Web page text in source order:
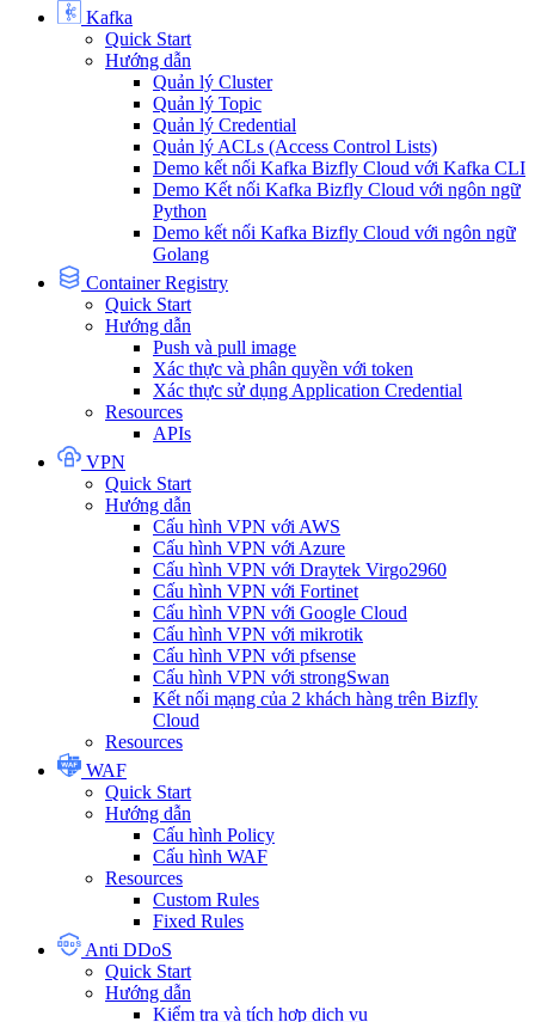
Kafka
Quick Start
Hướng dẫn
Quản lý Cluster
Quản lý Topic
Quản lý Credential
Quản lý ACLs (Access Control Lists)
Demo kết nối Kafka Bizfly Cloud với Kafka CLI
Demo Kết nối Kafka Bizfly Cloud với ngôn ngữ
Python
Demo kết nối Kafka Bizfly Cloud với ngôn ngữ
Golang
Container Registry
Quick Start
Hướng dẫn
Push và pull image
Xác thực và phân quyền với token
Xác thực sử dụng Application Credential
Resources
APIs
VPN
Quick Start
Hướng dẫn
Cấu hình VPN với AWS
Cấu hình VPN với Azure
Cấu hình VPN với Draytek Virgo2960
Cấu hình VPN với Fortinet
Cấu hình VPN với Google Cloud
Cấu hình VPN với mikrotik
Cấu hình VPN với pfsense
Cấu hình VPN với strongSwan
Kết nối mạng của 2 khách hàng trên Bizfly
Cloud
Resources
WAF
Quick Start
Hướng dẫn
Cấu hình Policy
Cấu hình WAF
Resources
Custom Rules
Fixed Rules
Anti DDoS
Quick Start
Hướng dẫn
Kiểm tra và tích hợp dịch vụ